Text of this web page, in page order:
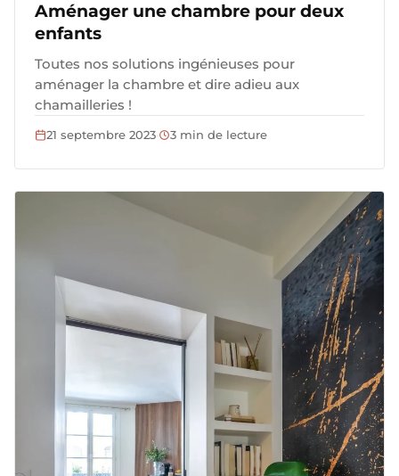
Aménager une chambre pour deux
enfants
Toutes nos solutions ingénieuses pour
aménager la chambre et dire adieu aux
chamailleries !
21 septembre 2023· 3 min de lecture